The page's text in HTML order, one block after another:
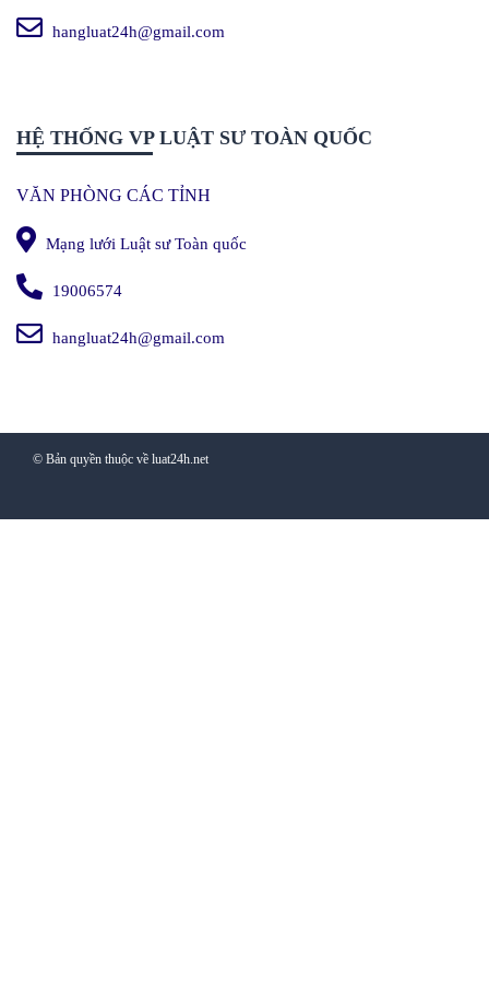
hangluat24h@gmail.com
HỆ THỐNG VP LUẬT SƯ TOÀN QUỐC
VĂN PHÒNG CÁC TỈNH
Mạng lưới Luật sư Toàn quốc
19006574
hangluat24h@gmail.com
© Bản quyền thuộc về luat24h.net